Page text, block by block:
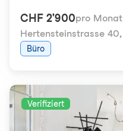
CHF 2'900pro Monat
Hertensteinstrasse 40,
Büro
Verifiziert